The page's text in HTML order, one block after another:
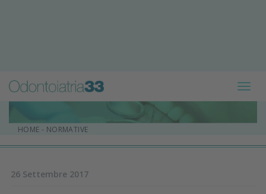
HOME - NORMATIVE
26 Settembre 2017